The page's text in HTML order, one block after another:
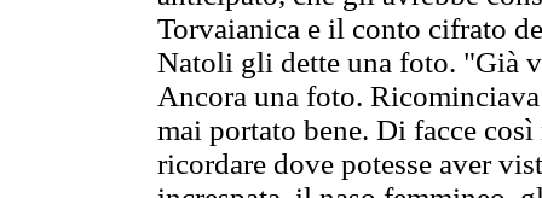
Torvaianica e il conto cifrato
Natoli gli dette una foto. "Già
Ancora una foto.
mai portato bene. Di facce
ricordare dove potesse aver